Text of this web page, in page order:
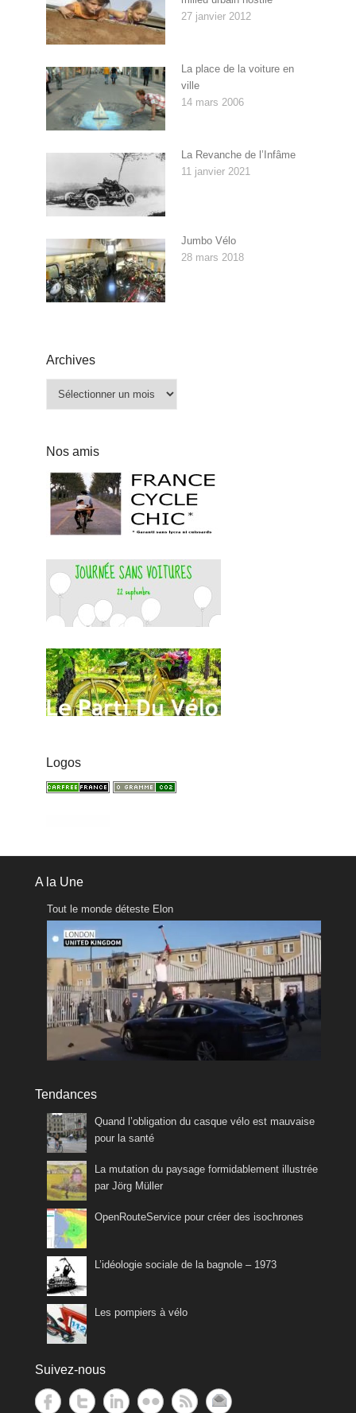
27 janvier 2012
La place de la voiture en
ville
14 mars 2006
La Revanche de l’Infâme
11 janvier 2021
Jumbo Vélo
28 mars 2018
Archives
Archives
Nos amis
Logos
A la Une
Tout le monde déteste Elon
Tendances
Quand l’obligation du casque vélo est mauvaise
pour la santé
La mutation du paysage formidablement illustrée
par Jörg Müller
OpenRouteService pour créer des isochrones
L’idéologie sociale de la bagnole – 1973
Les pompiers à vélo
Suivez-nous